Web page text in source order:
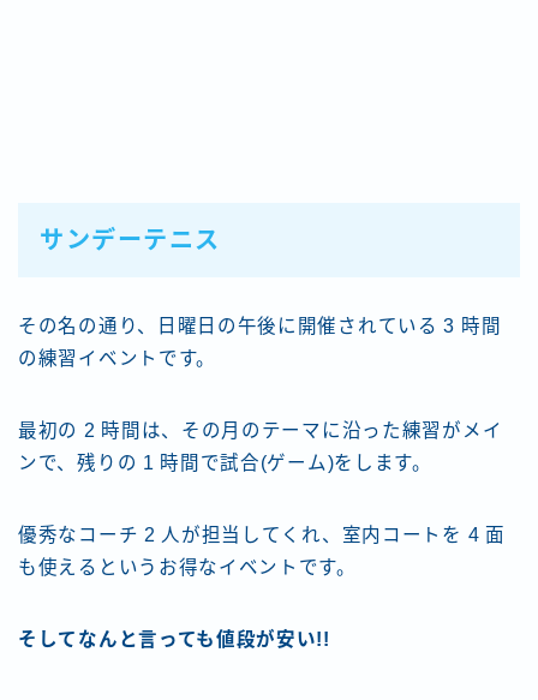
サンデーテニス
その名の通り、日曜日の午後に開催されている 3 時間
の練習イベントです。
最初の 2 時間は、その月のテーマに沿った練習がメイ
ンで、残りの 1 時間で試合(ゲーム)をします。
優秀なコーチ 2 人が担当してくれ、室内コートを 4 面
も使えるというお得なイベントです。
そしてなんと言っても値段が安い!!